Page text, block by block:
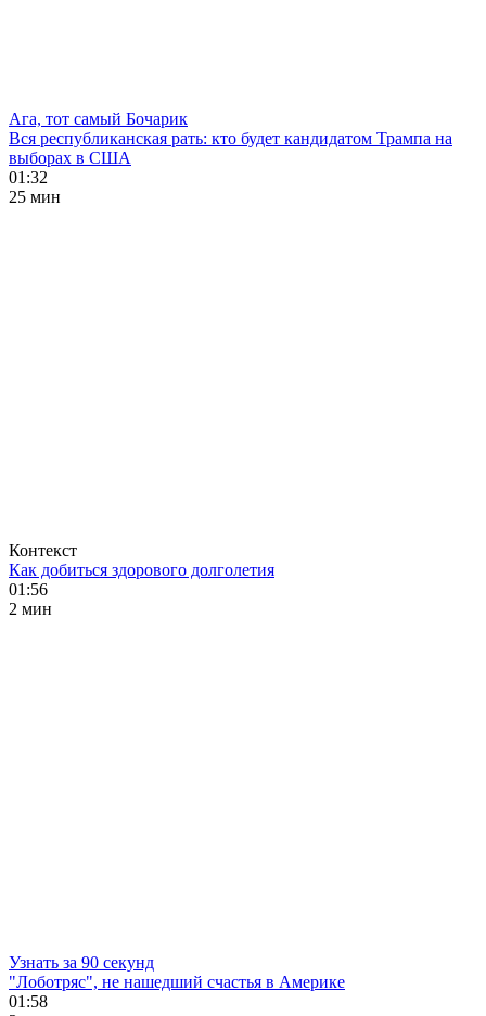
Ага, тот самый Бочарик
Вся республиканская рать: кто будет кандидатом Трампа на
выборах в США
01:32
25 мин
Контекст
Как добиться здорового долголетия
01:56
2 мин
Узнать за 90 секунд
"Лоботряс", не нашедший счастья в Америке
01:58